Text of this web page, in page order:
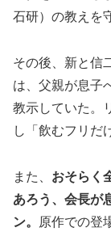
石研）の教えを
その後、新と信
は、父親が息子
教示していた。
し「飲むフリだ
また、 おそらく
あろう、会長が
ン。
原作での登